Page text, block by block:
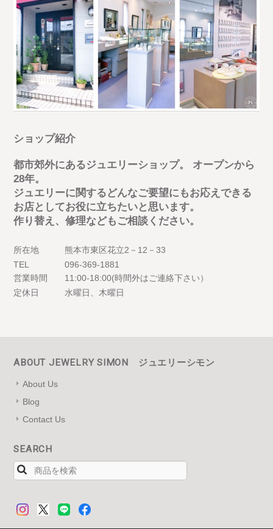
ショップ紹介
都市郊外にあるジュエリーショップ。 オープンから
28年。
ジュエリーに関するどんなご要望にもお応えできる
お店としてお役に立ちたいと思います。
作り替え、修理などもご相談ください。
所在地
熊本市東区花立2－12－33
TEL
096-369-1881
営業時間
11:00-18:00(時間外はご連絡下さい）
定休日
水曜日、木曜日
ABOUT JEWELRY SIMON ジュエリーシモン
About Us
Blog
Contact Us
SEARCH